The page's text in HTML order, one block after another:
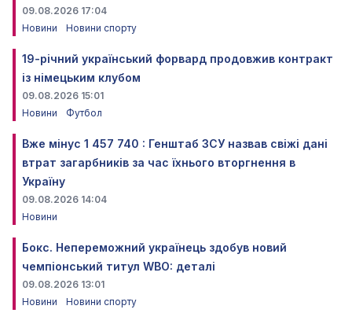
09.08.2026 17:04
Новини
Новини спорту
19-річний український форвард продовжив контракт
із німецьким клубом
09.08.2026 15:01
Новини
Футбол
Вже мінус 1 457 740 : Генштаб ЗСУ назвав свіжі дані
втрат загарбників за час їхнього вторгнення в
Україну
09.08.2026 14:04
Новини
Бокс. Непереможний українець здобув новий
чемпіонський титул WBO: деталі
09.08.2026 13:01
Новини
Новини спорту